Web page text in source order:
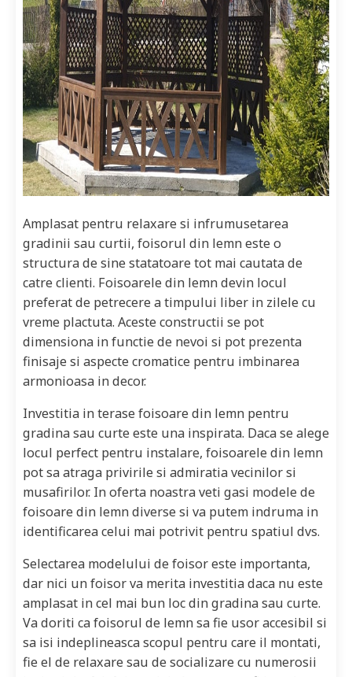
Amplasat pentru relaxare si infrumusetarea
gradinii sau curtii, foisorul din lemn este o
structura de sine statatoare tot mai cautata de
catre clienti. Foisoarele din lemn devin locul
preferat de petrecere a timpului liber in zilele cu
vreme plactuta. Aceste constructii se pot
dimensiona in functie de nevoi si pot prezenta
finisaje si aspecte cromatice pentru imbinarea
armonioasa in decor.
Investitia in terase foisoare din lemn pentru
gradina sau curte este una inspirata. Daca se alege
locul perfect pentru instalare, foisoarele din lemn
pot sa atraga privirile si admiratia vecinilor si
musafirilor. In oferta noastra veti gasi modele de
foisoare din lemn diverse si va putem indruma in
identificarea celui mai potrivit pentru spatiul dvs.
Selectarea modelului de foisor este importanta,
dar nici un foisor va merita investitia daca nu este
amplasat in cel mai bun loc din gradina sau curte.
Va doriti ca foisorul de lemn sa fie usor accesibil si
sa isi indeplineasca scopul pentru care il montati,
fie el de relaxare sau de socializare cu numerosii